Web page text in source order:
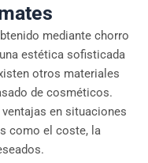
mediante chorro
estética sofisticada
otros materiales
de cosméticos.
en situaciones
como el coste, la